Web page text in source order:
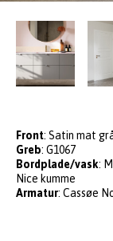
Front: Satin mat
Greb: G1067
Bordplade/vask:
Nice kumme
Armatur: Cassøe